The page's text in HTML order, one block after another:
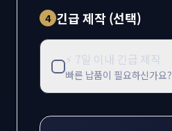
4 긴급 제작 (선택)
⚡ 7일 이내 긴급 제작
빠른 납품이 필요하신가요?